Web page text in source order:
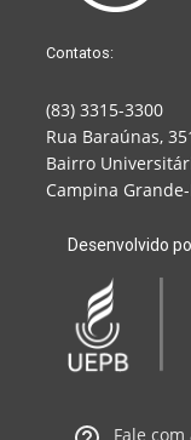
Contatos:
(83) 3315-3300
Rua Baraúnas,
Bairro
Campina Grande-
Desenvolvido
Fale com